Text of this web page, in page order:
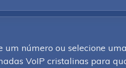
número ou selecione
VoIP cristalinas para